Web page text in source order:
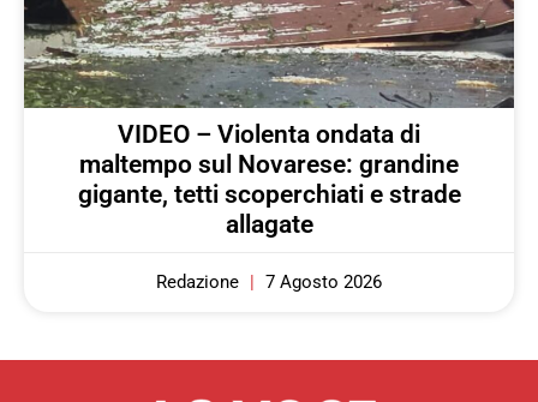
VIDEO – Violenta ondata di
maltempo sul Novarese: grandine
gigante, tetti scoperchiati e strade
allagate
Redazione 7 Agosto 2026